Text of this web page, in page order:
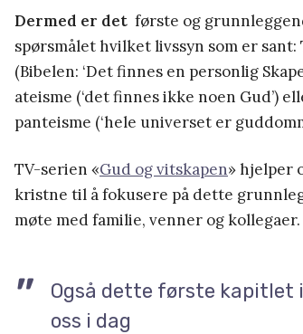
Dermed er det første og
spørsmålet hvilket livssyn som er sant:
(Bibelen: ‘Det finnes en personlig
ateisme (‘det finnes ikke noen Gud’)
panteisme (‘hele universet er
TV-serien «Gud og vitskapen» hjelper
kristne til å fokusere på dette
møte med familie, venner og kollegaer.
Også dette første kapitlet
oss i dag